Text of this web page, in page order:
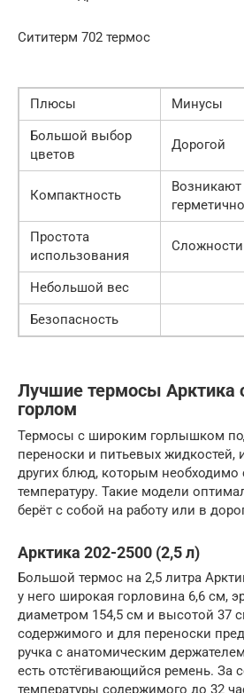
Сититерм 702 термос
Плюсы
Минусы
Большой выбор
цветов
Дорогой
Компактность
Простота
использования
Сложности
Небольшой вес
Безопасность
Лучшие термосы Арктика
горлом
Термосы с широким горлышком
переноски и питьевых жидкостей,
других блюд, которым необходимо
температуру. Такие модели
берёт с собой на работу или в
Арктика 202-2500 (2,5 л)
Большой термос на 2,5 литра
у него широкая горловина 6,6 см,
диаметром 154,5 см и высотой 37
содержимого и для переноски
ручка с анатомическим
есть отстёгивающийся ремень. За
температуры содержимого до 32